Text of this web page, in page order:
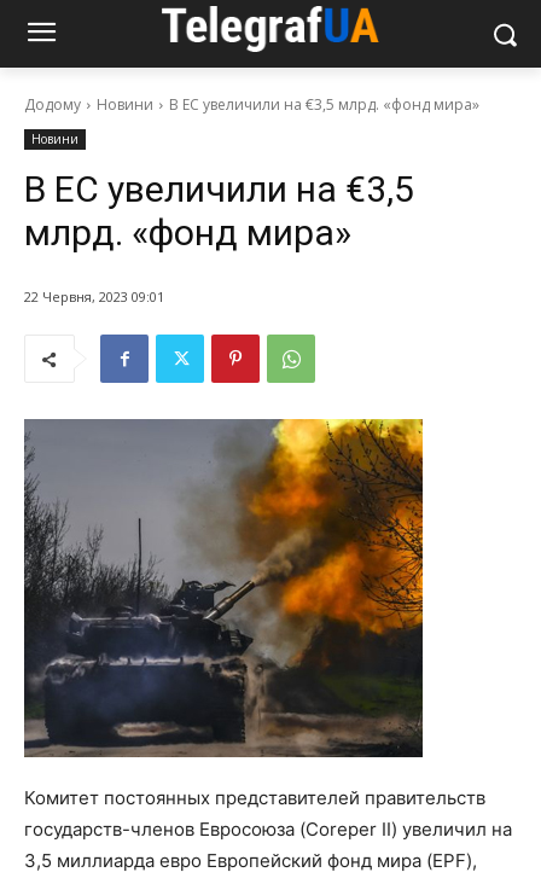
Додому Новини В ЕС увеличили на €3,5 млрд. «фонд мира»
Новини
В ЕС увеличили на €3,5
млрд. «фонд мира»
22 Червня, 2023 09:01
Комитет постоянных представителей правительств
государств-членов Евросоюза (Coreper II) увеличил на
3,5 миллиарда евро Европейский фонд мира (EPF),